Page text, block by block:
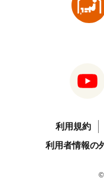
利用規約
利用者情報の